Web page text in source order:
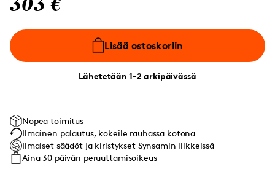
303 €
Lisää ostoskoriin
Lähetetään 1-2 arkipäivässä
Nopea toimitus
Ilmainen palautus, kokeile rauhassa kotona
Ilmaiset säädöt ja kiristykset Synsamin liikkeissä
Aina 30 päivän peruuttamisoikeus